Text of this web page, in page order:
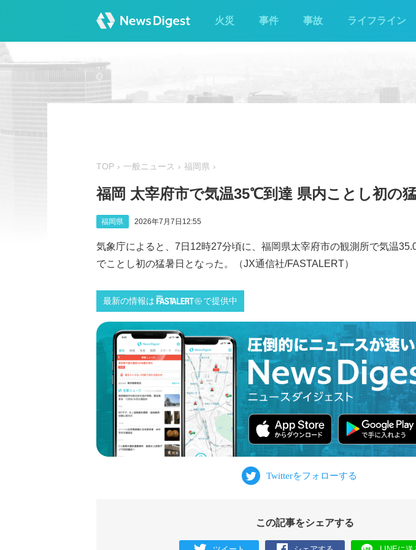
火災 事件 事故 ライフライン
TOP 一般ニュース 福岡県
福岡 太宰府市で気温35℃到達 県内ことし初の
福岡県 2026年7月7日12:55
気象庁によると、7日12時27分頃に、福岡県太宰府市の観測所で気温
でことし初の猛暑日となった。（JX通信社/FASTALERT）
最新の情報は で提供中
この記事をシェアする